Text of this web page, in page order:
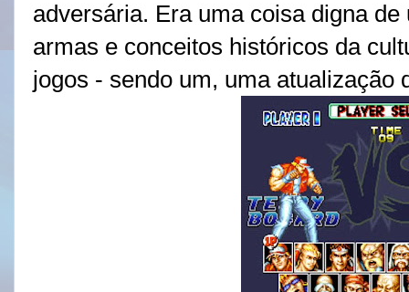
adversária. Era uma coisa digna
armas e conceitos históricos da
jogos - sendo um, uma